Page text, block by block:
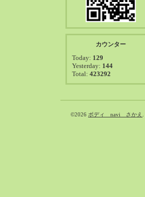
カウンター
Today: 129
Yesterday: 144
Total: 423292
©2026 ボディ navi さかえ